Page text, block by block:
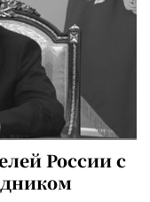
России с